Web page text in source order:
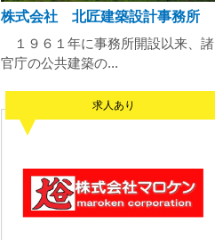
株式会社 北匠建築設計事務所
１９６１年に事務所開設以来、諸
官庁の公共建築の...
求人あり